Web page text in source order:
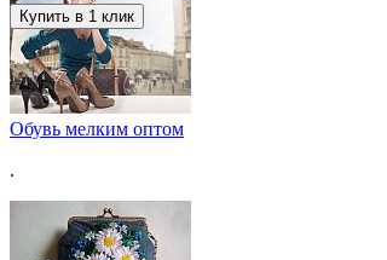
Купить в 1 клик
Обувь мелким оптом
.